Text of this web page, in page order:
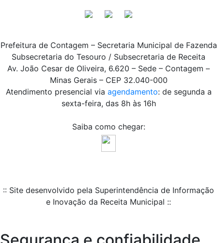
Prefeitura de Contagem – Secretaria Municipal de Fazenda
Subsecretaria do Tesouro / Subsecretaria de Receita
Av. João Cesar de Oliveira, 6.620 – Sede – Contagem –
Minas Gerais – CEP 32.040-000
Atendimento presencial via agendamento: de segunda a
sexta-feira, das 8h às 16h
Saiba como chegar:
:: Site desenvolvido pela Superintendência de Informação
e Inovação da Receita Municipal ::